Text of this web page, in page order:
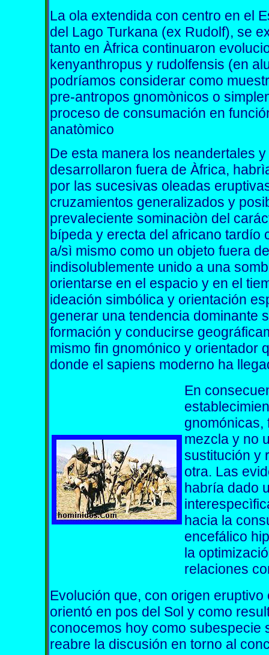
La ola extendida con centro en el
del Lago Turkana (ex Rudolf), se
tanto en Àfrica continuaron
kenyanthropus y rudolfensis (en
podríamos considerar como
pre-antropos gnomònicos o
proceso de consumación en
anatòmico
De esta manera los neandertales
desarrollaron fuera de Àfrica,
por las sucesivas oleadas
cruzamientos generalizados y
prevaleciente sominaciòn del
bípeda y erecta del africano tardío
a/sì mismo como un objeto fuera
indisolublemente unido a una
orientarse en el espacio y en el
ideación simbólica y orientación
generar una tendencia dominante
formación y conducirse
mismo fin gnomónico y orientador
donde el sapiens moderno ha
En
gnomónicas,
mezcla y no
sustitución y
otra. Las
habría dado
hacia la
encefálico
la
relaciones
Evolución que, con origen
orientó en pos del Sol y como
conocemos hoy como subespecie
reabre la discusión en torno al